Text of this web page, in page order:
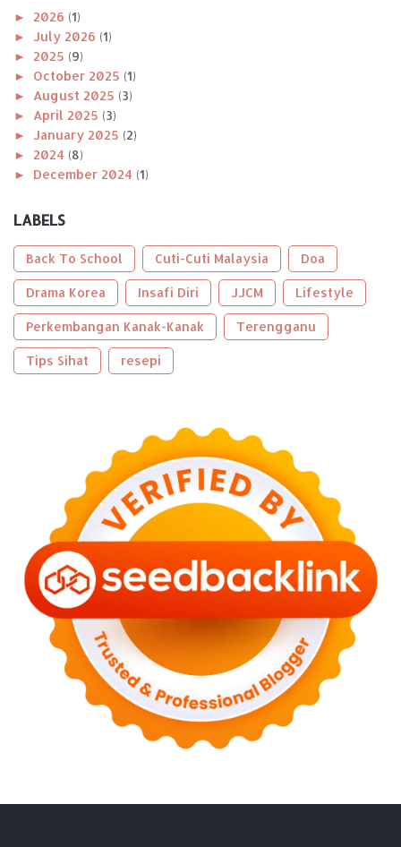
► 2026 (1)
► July 2026 (1)
► 2025 (9)
► October 2025 (1)
► August 2025 (3)
► April 2025 (3)
► January 2025 (2)
► 2024 (8)
► December 2024 (1)
► October 2024
► April 2024 (1)
►January 2024(2)
►2023 (56)
►December 2023(2)
►October 2023 (2)
►September 2023(5)
►August 2023(9)
(6)
February 2023
(6)
January 2023 (13)
2022
December 2022 (6)
September 2022
►
August 2022(11)
►
July 2022 (7)
►June 2022
April 2022 (4)
March 2022(2)
February 2022
January 2022
(2)
(82)
December 2021(9)
(4)
►August 2021(2)
LABELS
Back To School Cuti-Cuti Malaysia Doa
Drama Korea Insafi Diri JJCM Lifestyle
Perkembangan Kanak-Kanak Terengganu
Tips Sihat resepi